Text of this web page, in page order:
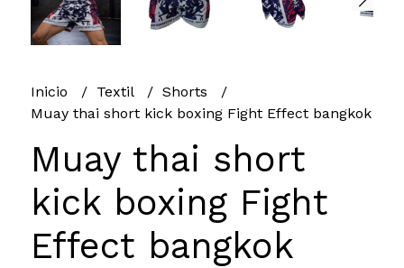
Inicio Textil
Shorts
Muay thai short kick boxing Fight Effect bangkok
Muay thai short
kick boxing Fight
Effect bangkok